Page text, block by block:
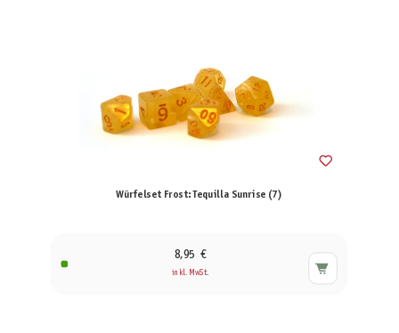
Würfelset Frost: Tequilla Sunrise (7)
8,95 €
inkl. MwSt.